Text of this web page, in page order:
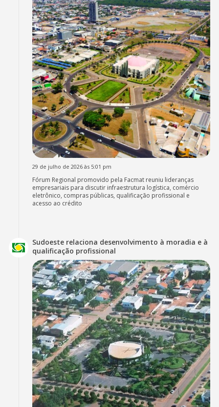
29 de julho de 2026 às 5:01 pm
Fórum Regional promovido pela Facmat reuniu lideranças
empresariais para discutir infraestrutura logística, comércio
eletrônico, compras públicas, qualificação profissional e
acesso ao crédito
Sudoeste relaciona desenvolvimento à moradia e à
qualificação profissional